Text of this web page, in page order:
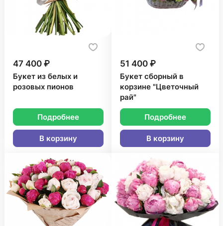
47 400 ₽
Букет из белых и
розовых пионов
Подробнее
В корзину
51 400 ₽
Букет сборный в
корзине "Цветочный
рай"
Подробнее
В корзину